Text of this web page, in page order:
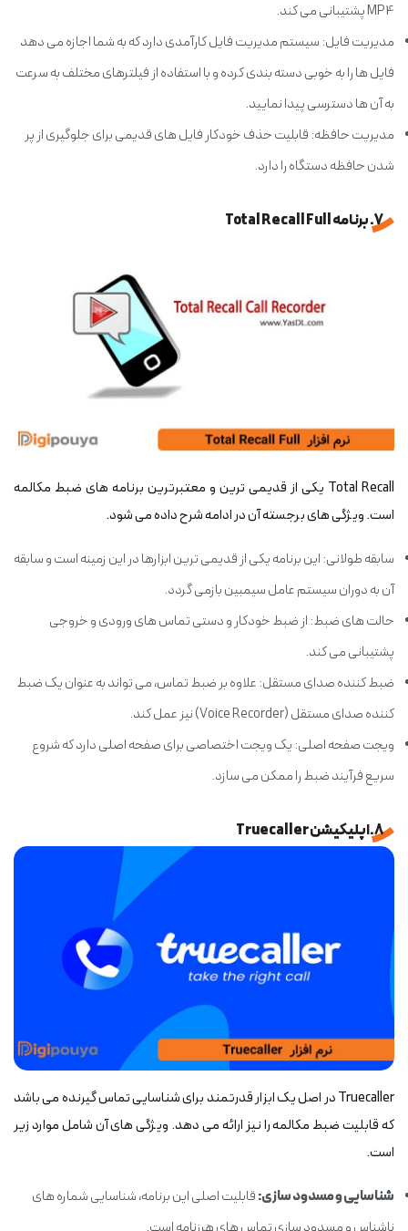
MP4 پشتیبانی می کند.
مدیریت فایل: سیستم مدیریت فایل کارآمدی دارد که به شما اجازه می دهد
فایل ها را به خوبی دسته بندی کرده و با استفاده از فیلترهای مختلف به سرعت
به آن ها دسترسی پیدا نمایید.
مدیریت حافظه: قابلیت حذف خودکار فایل های قدیمی برای جلوگیری از پر
شدن حافظه دستگاه را دارد.
7. برنامه Total Recall Full
Total Recall یکی از قدیمی ترین و معتبرترین برنامه های ضبط مکالمه
است. ویژگی های برجسته آن در ادامه شرح داده می شود.
سابقه طولانی: این برنامه یکی از قدیمی ترین ابزارها در این زمینه است و سابقه
آن به دوران سیستم عامل سیمبین بازمی گردد.
حالت های ضبط: از ضبط خودکار و دستی تماس های ورودی و خروجی
پشتیبانی می کند.
ضبط کننده صدای مستقل: علاوه بر ضبط تماس، می تواند به عنوان یک ضبط
کننده صدای مستقل (Voice Recorder) نیز عمل کند.
ویجت صفحه اصلی: یک ویجت اختصاصی برای صفحه اصلی دارد که شروع
سریع فرآیند ضبط را ممکن می سازد.
8.اپلیکیشن Truecaller
Truecaller در اصل یک ابزار قدرتمند برای شناسایی تماس گیرنده می باشد
که قابلیت ضبط مکالمه را نیز ارائه می دهد. ویژگی های آن شامل موارد زیر
است.
شناسایی و مسدود سازی:قابلیت اصلی این برنامه، شناسایی شماره های